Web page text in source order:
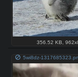
356.52 KB
5wi8dz-